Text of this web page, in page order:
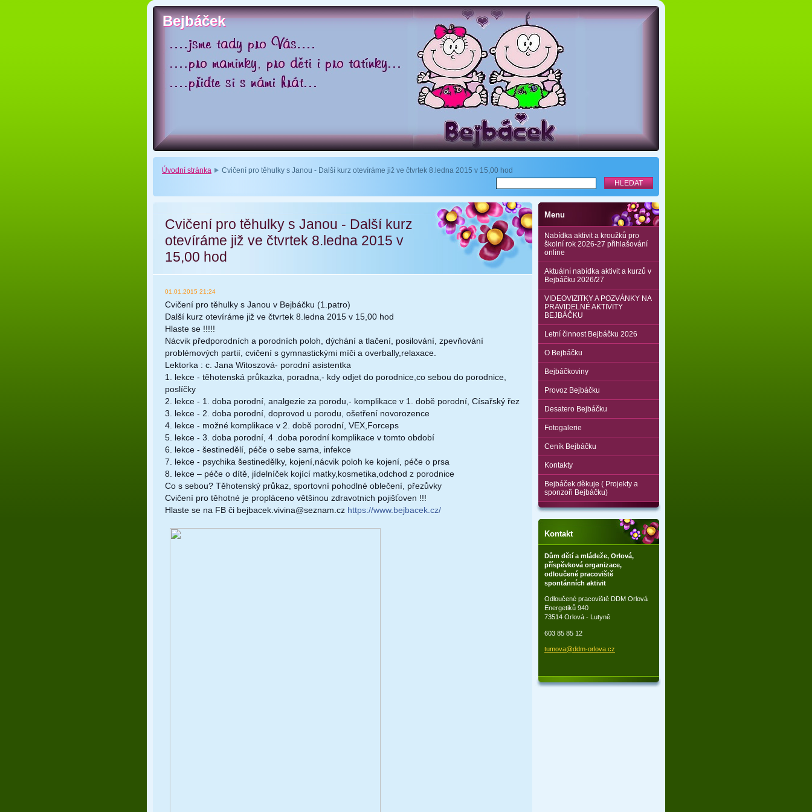
Bejbáček
Bejbáček
Úvodní stránka Cvičení pro těhulky s Janou - Další kurz otevíráme již ve čtvrtek 8.ledna 2015 v 15,00 hod
Cvičení pro těhulky s Janou - Další kurz
otevíráme již ve čtvrtek 8.ledna 2015 v
15,00 hod
01.01.2015 21:24
Cvičení pro těhulky s Janou v Bejbáčku (1.patro)
Další kurz otevíráme již ve čtvrtek 8.ledna 2015 v 15,00 hod
Hlaste se !!!!!
Nácvik předporodních a porodních poloh, dýchání a tlačení, posilování, zpevňování
problémových partií, cvičení s gymnastickými míči a overbally,relaxace.
Lektorka : c. Jana Witoszová- porodní asistentka
1. lekce - těhotenská průkazka, poradna,- kdy odjet do porodnice,co sebou do porodnice,
poslíčky
2. lekce - 1. doba porodní, analgezie za porodu,- komplikace v 1. době porodní, Císařský řez
3. lekce - 2. doba porodní, doprovod u porodu, ošetření novorozence
4. lekce - možné komplikace v 2. době porodní, VEX,Forceps
5. lekce - 3. doba porodní, 4 .doba porodní komplikace v tomto období
6. lekce - šestinedělí, péče o sebe sama, infekce
7. lekce - psychika šestinedělky, kojení,nácvik poloh ke kojení, péče o prsa
8. lekce – péče o dítě, jídelníček kojící matky,kosmetika,odchod z porodnice
Co s sebou? Těhotenský průkaz, sportovní pohodlné oblečení, přezůvky
Cvičení pro těhotné je propláceno většinou zdravotnich pojišťoven !!!
Hlaste se na FB či bejbacek.vivina@seznam.cz https://www.bejbacek.cz/
Menu
Nabídka aktivit a kroužků pro
školní rok 2026-27 přihlašování
online
Aktuální nabídka aktivit a kurzů v
Bejbáčku 2026/27
VIDEOVIZITKY A POZVÁNKY NA
PRAVIDELNÉ AKTIVITY
BEJBÁČKU
Letní činnost Bejbáčku 2026
O Bejbáčku
Bejbáčkoviny
Provoz Bejbáčku
Desatero Bejbáčku
Fotogalerie
Ceník Bejbáčku
Kontakty
Bejbáček děkuje ( Projekty a
sponzoři Bejbáčku)
Kontakt
Dům dětí a mládeže, Orlová,
příspěvková organizace,
odloučené pracoviště
spontánních aktivit
Odloučené pracoviště DDM Orlová
Energetiků 940
73514 Orlová - Lutyně
603 85 85 12
tumova@ddm-orlova.cz